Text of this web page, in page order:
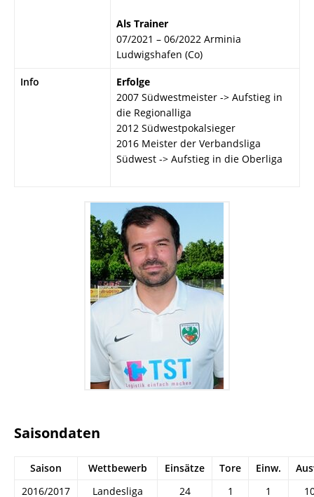
Als Trainer
07/2021 – 06/2022 Arminia
Ludwigshafen (Co)
Info
Erfolge
2007 Südwestmeister -> Aufstieg in
die Regionalliga
2012 Südwestpokalsieger
2016 Meister der Verbandsliga
Südwest -> Aufstieg in die Oberliga
Saisondaten
Saison Wettbewerb Einsätze Tore Einw.
2016/2017
Landesliga
24 1 1